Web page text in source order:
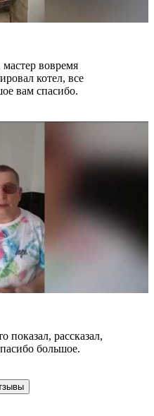
вовремя
котел, все
вам спасибо.
показал, рассказал,
большое.